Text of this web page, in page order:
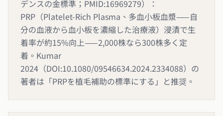
デンスの金標準；PMID:16969279）：
PRP（Platelet-Rich Plasma、多血小板血漿——自
分の血液から血小板を濃縮した治療液）浸漬で生
着率が約15%向上——2,000株なら300株多く定
着。Kumar
2024（DOI:10.1080/09546634.2024.2334088）の
著者は「PRPを植毛補助の標準にする」と推奨。